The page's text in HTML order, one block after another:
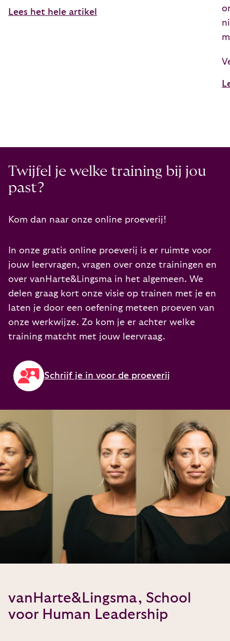
Lees het hele artikel
Twijfel je welke training bij jou
past?
Kom dan naar onze online proeverij!
In onze gratis online proeverij is er ruimte voor
jouw leervragen, vragen over onze trainingen en
over vanHarte&Lingsma in het algemeen. We
delen graag kort onze visie op trainen met je en
laten je door een oefening meteen proeven van
onze werkwijze. Zo kom je er achter welke
training matcht met jouw leervraag.
Schrijf je in voor de proeverij
vanHarte&Lingsma, School
voor Human Leadership